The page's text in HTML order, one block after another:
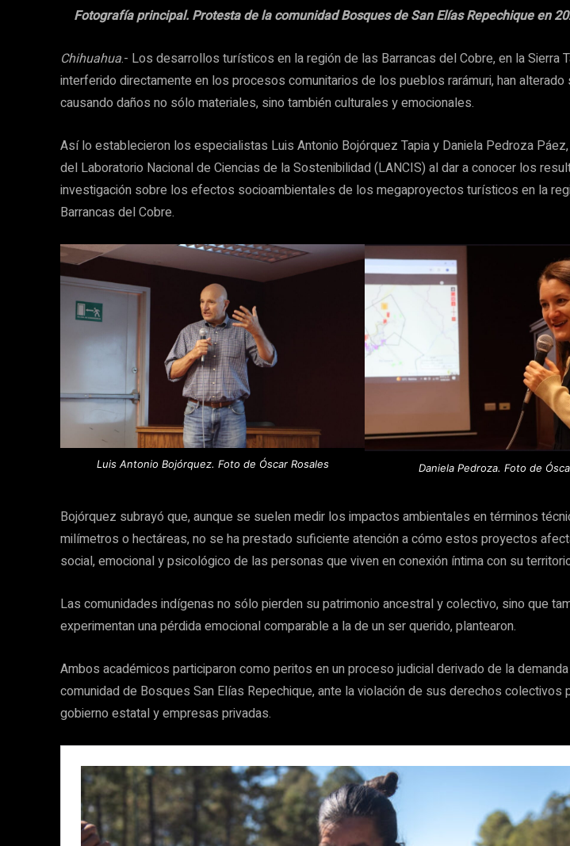
Fotografía principal. Protesta de la comunidad Bosques de San Elías Repechique en
Chihuahua.- Los desarrollos turísticos en la región de las Barrancas del Cobre, en la Sierra
interferido directamente en los procesos comunitarios de los pueblos rarámuri, han alterado
causando daños no sólo materiales, sino también culturales y emocionales.
Así lo establecieron los especialistas Luis Antonio Bojórquez Tapia y Daniela Pedroza
del Laboratorio Nacional de Ciencias de la Sostenibilidad (LANCIS) al dar a conocer los
investigación sobre los efectos socioambientales de los megaproyectos turísticos en la
Barrancas del Cobre.
Luis Antonio Bojórquez. Foto de Óscar Rosales Daniela Pedroza. Foto de
Bojórquez subrayó que, aunque se suelen medir los impactos ambientales en términos
milímetros o hectáreas, no se ha prestado suficiente atención a cómo estos proyectos
social, emocional y psicológico de las personas que viven en conexión íntima con su
Las comunidades indígenas no sólo pierden su patrimonio ancestral y colectivo, sino que
experimentan una pérdida emocional comparable a la de un ser querido, plantearon.
Ambos académicos participaron como peritos en un proceso judicial derivado de la
comunidad de Bosques San Elías Repechique, ante la violación de sus derechos colectivos
gobierno estatal y empresas privadas.